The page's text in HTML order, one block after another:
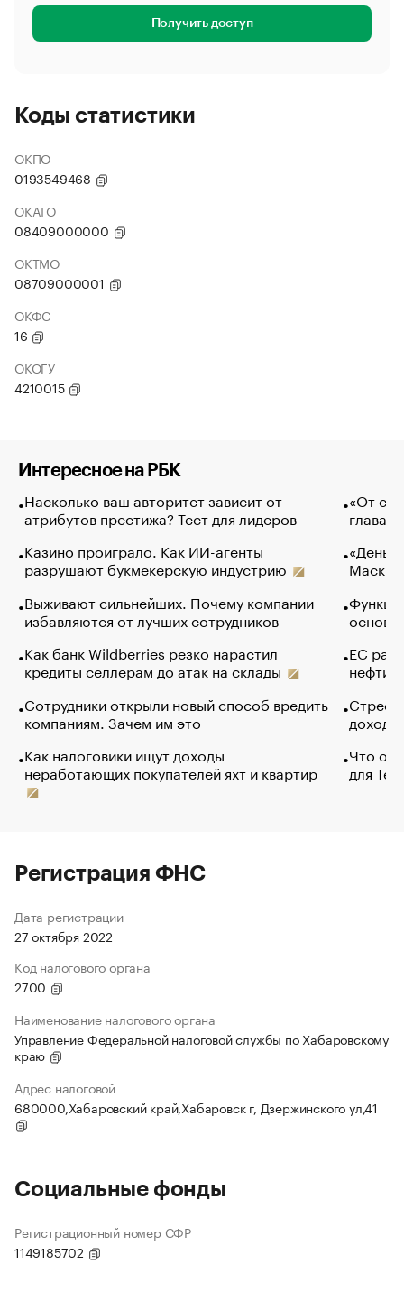
Получить доступ
Коды статистики
ОКПО
0193549468
ОКАТО
08409000000
ОКТМО
08709000001
ОКФС
16
ОКОГУ
4210015
Интересное на РБК
Насколько ваш авторитет зависит от
атрибутов престижа? Тест для лидеров
Казино проиграло. Как ИИ-агенты
разрушают букмекерскую индустрию
Выживают сильнейших. Почему компании
избавляются от лучших сотрудников
Как банк Wildberries резко нарастил
кредиты селлерам до атак на склады
Сотрудники открыли новый способ вредить
компаниям. Зачем им это
Как налоговики ищут доходы
неработающих покупателей яхт и квартир
«От
глава
Маск в
основ
ЕС
нефти
Что
для
Регистрация ФНС
Дата регистрации
27 октября 2022
Код налогового органа
2700
Наименование налогового органа
Управление Федеральной налоговой службы по Хабаровскому
краю
Адрес налоговой
680000,Хабаровский край,Хабаровск г, Дзержинского ул,41
Социальные фонды
Регистрационный номер СФР
1149185702